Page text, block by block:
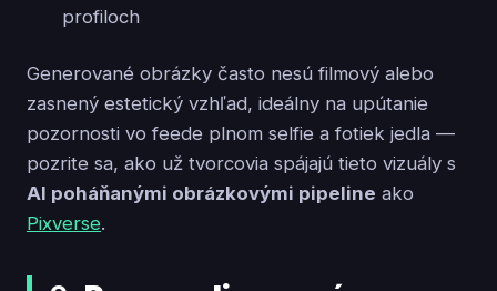
profiloch
Generované obrázky často nesú filmový alebo
zasnený estetický vzhľad, ideálny na upútanie
pozornosti vo feede plnom selfie a fotiek jedla —
pozrite sa, ako už tvorcovia spájajú tieto vizuály s
AI poháňanými obrázkovými pipeline ako
Pixverse.